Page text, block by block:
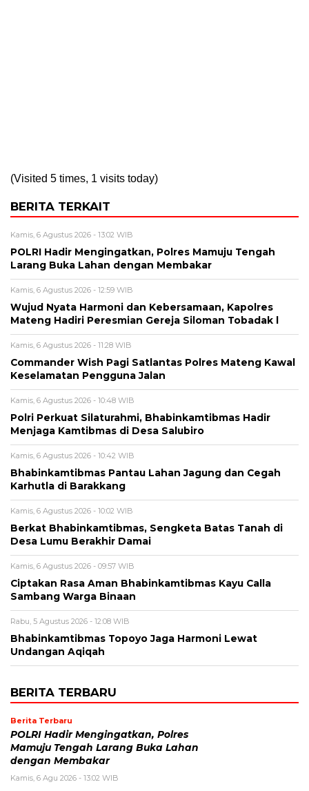
(Visited 5 times, 1 visits today)
BERITA TERKAIT
Kamis, 6 Agustus 2026 - 13:02 WIB
POLRI Hadir Mengingatkan, Polres Mamuju Tengah
Larang Buka Lahan dengan Membakar
Kamis, 6 Agustus 2026 - 12:59 WIB
Wujud Nyata Harmoni dan Kebersamaan, Kapolres
Mateng Hadiri Peresmian Gereja Siloman Tobadak l
Kamis, 6 Agustus 2026 - 11:28 WIB
Commander Wish Pagi Satlantas Polres Mateng Kawal
Keselamatan Pengguna Jalan
Kamis, 6 Agustus 2026 - 10:48 WIB
Polri Perkuat Silaturahmi, Bhabinkamtibmas Hadir
Menjaga Kamtibmas di Desa Salubiro
Kamis, 6 Agustus 2026 - 10:42 WIB
Bhabinkamtibmas Pantau Lahan Jagung dan Cegah
Karhutla di Barakkang
Kamis, 6 Agustus 2026 - 10:02 WIB
Berkat Bhabinkamtibmas, Sengketa Batas Tanah di
Desa Lumu Berakhir Damai
Kamis, 6 Agustus 2026 - 09:57 WIB
Ciptakan Rasa Aman Bhabinkamtibmas Kayu Calla
Sambang Warga Binaan
Rabu, 5 Agustus 2026 - 12:08 WIB
Bhabinkamtibmas Topoyo Jaga Harmoni Lewat
Undangan Aqiqah
BERITA TERBARU
Berita Terbaru
POLRI Hadir Mengingatkan, Polres
Mamuju Tengah Larang Buka Lahan
dengan Membakar
Kamis, 6 Agu 2026 - 13:02 WIB